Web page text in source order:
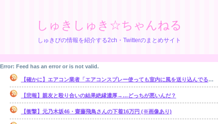
しゅきしゅき☆ちゃんねる
しゅきぴの情報を紹介する2ch・Twitterのまとめサイト
Error: Feed has an error or is not valid.
【確かに】エアコン業者「エアコンスプレー使っても室内に風を送り込んでるファンは汚いままですよ」
【悲報】親友と殴り合いの結果絶縁濃厚→…どっちが悪いんだ？
【衝撃】元乃木坂46・齋藤飛鳥さんの下着16万円 (※画像あり)